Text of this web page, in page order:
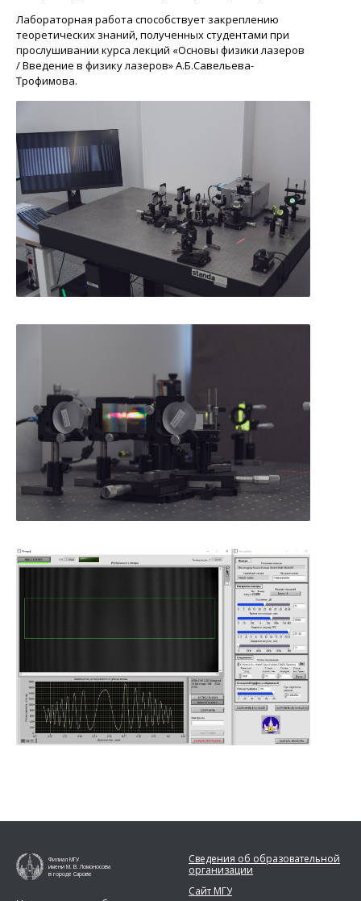
Лабораторная работа способствует закреплению
теоретических знаний, полученных студентами при
прослушивании курса лекций «Основы физики лазеров
/ Введение в физику лазеров»А.Б.Савельева-
Трофимова.
Филиал МГУ
имени М. В. Ломоносова
в городе Сарове
Сведения об образовательной
организации
Сайт МГУ